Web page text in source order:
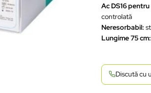
Ac DS16
controlată
Neresorbabil:
Lungime 75 cm:
Discută cu